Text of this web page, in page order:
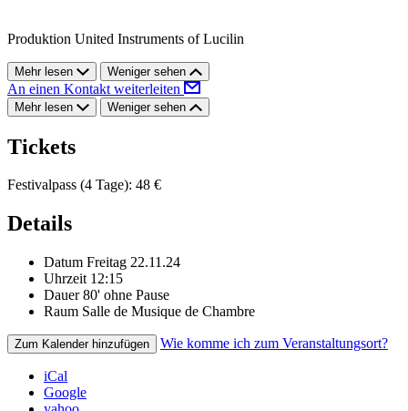
Produktion United Instruments of Lucilin
Mehr lesen Weniger sehen
An einen Kontakt weiterleiten
Mehr lesen Weniger sehen
Tickets
Festivalpass (4 Tage): 48 €
Details
Datum Freitag 22.11.24
Uhrzeit 12:15
Dauer 80' ohne Pause
Raum Salle de Musique de Chambre
Zum Kalender hinzufügen Wie komme ich zum Veranstaltungsort?
iCal
Google